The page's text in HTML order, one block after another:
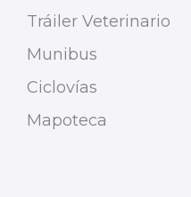
Tráiler Veterinario
Munibus
Ciclovías
Mapoteca